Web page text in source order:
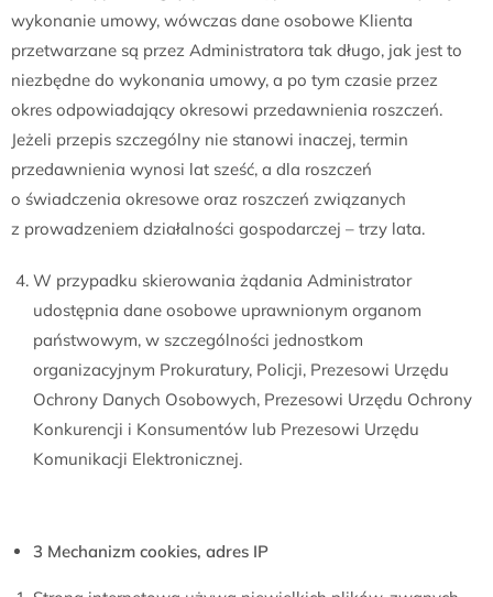
wykonanie umowy, wówczas dane osobowe Klienta
przetwarzane są przez Administratora tak długo, jak jest to
niezbędne do wykonania umowy, a po tym czasie przez
okres odpowiadający okresowi przedawnienia roszczeń.
Jeżeli przepis szczególny nie stanowi inaczej, termin
przedawnienia wynosi lat sześć, a dla roszczeń
o świadczenia okresowe oraz roszczeń związanych
z prowadzeniem działalności gospodarczej – trzy lata.
W przypadku skierowania żądania Administrator
udostępnia dane osobowe uprawnionym organom
państwowym, w szczególności jednostkom
organizacyjnym Prokuratury, Policji, Prezesowi Urzędu
Ochrony Danych Osobowych, Prezesowi Urzędu Ochrony
Konkurencji i Konsumentów lub Prezesowi Urzędu
Komunikacji Elektronicznej.
3 Mechanizm cookies, adres IP